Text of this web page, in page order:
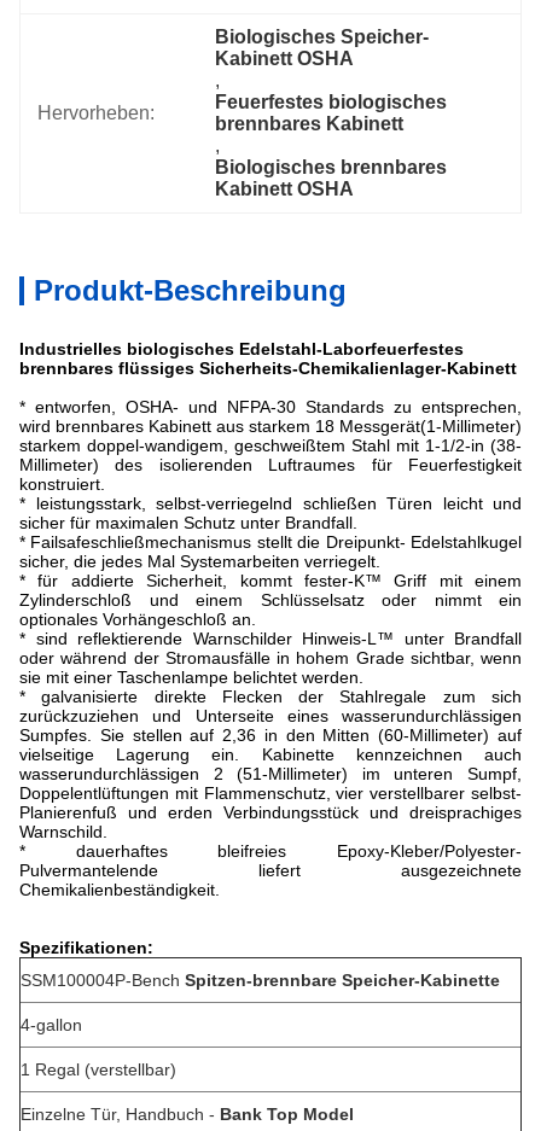
Hervorheben:
Biologisches Speicher-
Kabinett OSHA
,
Feuerfestes biologisches
brennbares Kabinett
,
Biologisches brennbares
Kabinett OSHA
Produkt-Beschreibung
Industrielles biologisches Edelstahl-Laborfeuerfestes
brennbares flüssiges Sicherheits-Chemikalienlager-Kabinett
* entworfen, OSHA- und NFPA-30 Standards zu entsprechen,
wird brennbares Kabinett aus starkem 18 Messgerät(1-Millimeter)
starkem doppel-wandigem, geschweißtem Stahl mit 1-1/2-in (38-
Millimeter) des isolierenden Luftraumes für Feuerfestigkeit
konstruiert.
* leistungsstark, selbst-verriegelnd schließen Türen leicht und
sicher für maximalen Schutz unter Brandfall.
* Failsafeschließmechanismus stellt die Dreipunkt- Edelstahlkugel
sicher, die jedes Mal Systemarbeiten verriegelt.
* für addierte Sicherheit, kommt fester-K™ Griff mit einem
Zylinderschloß und einem Schlüsselsatz oder nimmt ein
optionales Vorhängeschloß an.
* sind reflektierende Warnschilder Hinweis-L™ unter Brandfall
oder während der Stromausfälle in hohem Grade sichtbar, wenn
sie mit einer Taschenlampe belichtet werden.
* galvanisierte direkte Flecken der Stahlregale zum sich
zurückzuziehen und Unterseite eines wasserundurchlässigen
Sumpfes. Sie stellen auf 2,36 in den Mitten (60-Millimeter) auf
vielseitige Lagerung ein. Kabinette kennzeichnen auch
wasserundurchlässigen 2 (51-Millimeter) im unteren Sumpf,
Doppelentlüftungen mit Flammenschutz, vier verstellbarer selbst-
Planierenfuß und erden Verbindungsstück und dreisprachiges
Warnschild.
* dauerhaftes bleifreies Epoxy-Kleber/Polyester-
Pulvermantelende liefert ausgezeichnete
Chemikalienbeständigkeit.
Spezifikationen:
SSM100004P-Bench Spitzen-brennbare Speicher-Kabinette
4-gallon
1 Regal (verstellbar)
Einzelne Tür, Handbuch - Bank Top Model